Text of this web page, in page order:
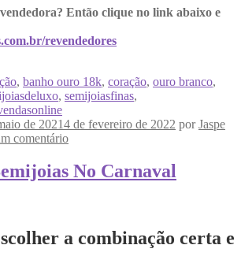
Então clique no link abaixo e
revendedores
, banho ouro 18k, coração, ouro branco,
, semijoiasfinas,
de 20214 de fevereiro de 2022 porJaspe
comentário
No Carnaval
a combinação certa e